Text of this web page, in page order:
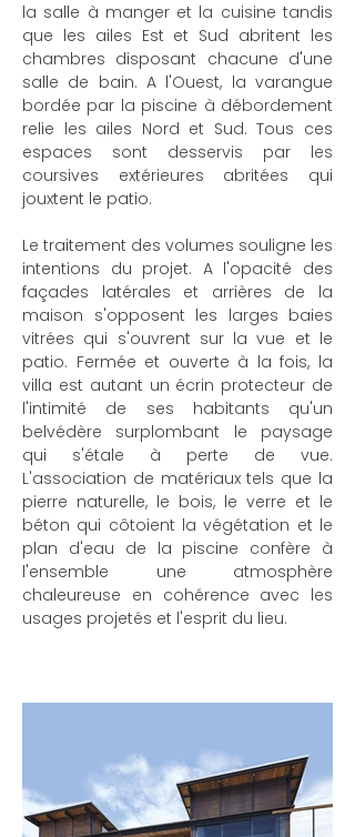
la salle à manger et la cuisine tandis
que les ailes Est et Sud abritent les
chambres disposant chacune d'une
salle de bain. A l'Ouest, la varangue
bordée par la piscine à débordement
relie les ailes Nord et Sud. Tous ces
espaces sont desservis par les
coursives extérieures abritées qui
jouxtent le patio.
Le traitement des volumes souligne les
intentions du projet. A l'opacité des
façades latérales et arrières de la
maison s'opposent les larges baies
vitrées qui s'ouvrent sur la vue et le
patio. Fermée et ouverte à la fois, la
villa est autant un écrin protecteur de
l'intimité de ses habitants qu'un
belvédère surplombant le paysage
qui s'étale à perte de vue.
L'association de matériaux tels que la
pierre naturelle, le bois, le verre et le
béton qui côtoient la végétation et le
plan d'eau de la piscine confère à
l'ensemble une atmosphère
chaleureuse en cohérence avec les
usages projetés et l'esprit du lieu.